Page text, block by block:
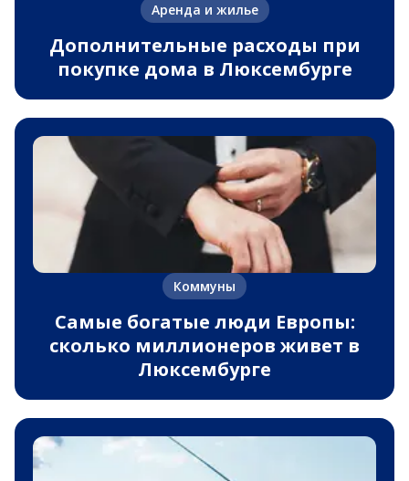
Аренда и жилье
Дополнительные расходы при
покупке дома в Люксембурге
Коммуны
Самые богатые люди Европы:
сколько миллионеров живет в
Люксембурге